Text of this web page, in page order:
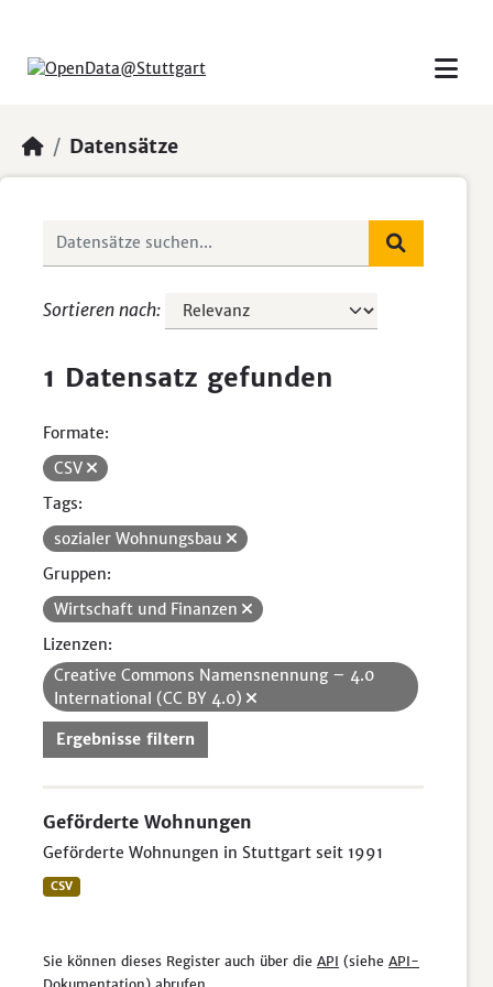
Datensätze
Sortieren nach
1 Datensatz gefunden
Formate:
CSV
Tags:
sozialer Wohnungsbau
Gruppen:
Wirtschaft und Finanzen
Lizenzen:
Creative Commons Namensnennung – 4.0
International (CC BY 4.0)
Ergebnisse filtern
Geförderte Wohnungen
Geförderte Wohnungen in Stuttgart seit 1991
CSV
Sie können dieses Register auch über die API (siehe API-